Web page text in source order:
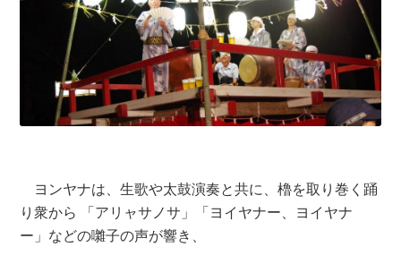
ヨンヤナは、生歌や太鼓演奏と共に、櫓を取り巻く踊
り衆から 「アリャサノサ」「ヨイヤナー、ヨイヤナ
ー」などの囃子の声が響き、